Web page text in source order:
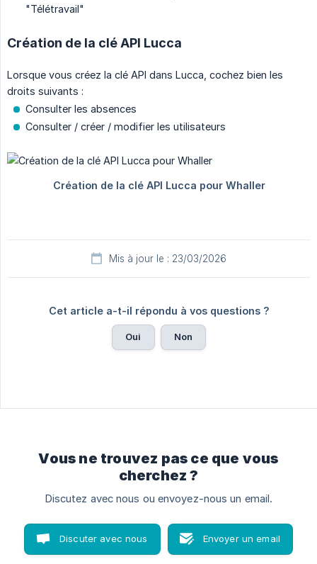
"Télétravail"
Création de la clé API Lucca
Lorsque vous créez la clé API dans Lucca, cochez bien les
droits suivants :
Consulter les absences
Consulter / créer / modifier les utilisateurs
Mis à jour le : 23/03/2026
Cet article a-t-il répondu à vos questions ?
Oui Non
Vous ne trouvez pas ce que vous
cherchez ?
Discutez avec nous ou envoyez-nous un email.
Discuter avec nous Envoyer un email